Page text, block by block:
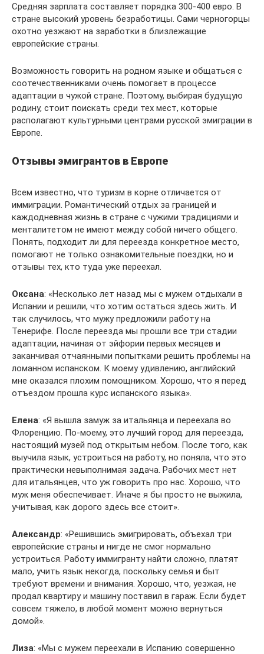
Средняя зарплата составляет порядка 300-400 евро. В
стране высокий уровень безработицы. Сами черногорцы
охотно уезжают на заработки в близлежащие
европейские страны.
Возможность говорить на родном языке и общаться с
соотечественниками очень помогает в процессе
адаптации в чужой стране. Поэтому, выбирая будущую
родину, стоит поискать среди тех мест, которые
располагают культурными центрами русской эмиграции в
Европе.
Отзывы эмигрантов в Европе
Всем известно, что туризм в корне отличается от
иммиграции. Романтический отдых за границей и
каждодневная жизнь в стране с чужими традициями и
менталитетом не имеют между собой ничего общего.
Понять, подходит ли для переезда конкретное место,
помогают не только ознакомительные поездки, но и
отзывы тех, кто туда уже переехал.
Оксана: «Несколько лет назад мы с мужем отдыхали в
Испании и решили, что хотим остаться здесь жить. И
так случилось, что мужу предложили работу на
Тенерифе. После переезда мы прошли все три стадии
адаптации, начиная от эйфории первых месяцев и
заканчивая отчаянными попытками решить проблемы на
ломанном испанском. К моему удивлению, английский
мне оказался плохим помощником. Хорошо, что я перед
отъездом прошла курс испанского языка».
Елена: «Я вышла замуж за итальянца и переехала во
Флоренцию. По-моему, это лучший город для переезда,
настоящий музей под открытым небом. После того, как
выучила язык, устроиться на работу, но поняла, что это
практически невыполнимая задача. Рабочих мест нет
для итальянцев, что уж говорить про нас. Хорошо, что
муж меня обеспечивает. Иначе я бы просто не выжила,
учитывая, как дорого здесь все стоит».
Александр: «Решившись эмигрировать, объехал три
европейские страны и нигде не смог нормально
устроиться. Работу иммигранту найти сложно, платят
мало, учить язык некогда, поскольку семья и быт
требуют времени и внимания. Хорошо, что, уезжая, не
продал квартиру и машину поставил в гараж. Если будет
совсем тяжело, в любой момент можно вернуться
домой».
Лиза: «Мы с мужем переехали в Испанию совершенно